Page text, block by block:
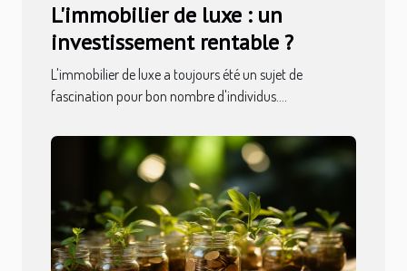
L'immobilier de luxe : un
investissement rentable ?
L'immobilier de luxe a toujours été un sujet de
fascination pour bon nombre d'individus....